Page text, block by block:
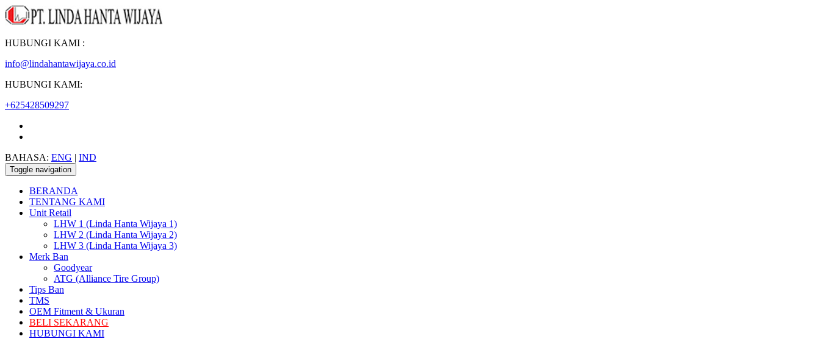
HUBUNGI KAMI :
info@lindahantawijaya.co.id
HUBUNGI KAMI:
+625428509297
BAHASA: ENG | IND
Toggle navigation
BERANDA
TENTANG KAMI
Unit Retail
LHW 1 (Linda Hanta Wijaya 1)
LHW 2 (Linda Hanta Wijaya 2)
LHW 3 (Linda Hanta Wijaya 3)
Merk Ban
Goodyear
ATG (Alliance Tire Group)
Tips Ban
TMS
OEM Fitment & Ukuran
BELI SEKARANG
HUBUNGI KAMI